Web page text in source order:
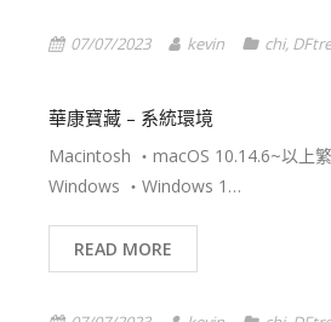
07/07/2023 kevin chi,
華康寶藏 – 系統環境
Macintosh ・macOS 10.14.6~以上
Windows ・Windows 1…
READ MORE